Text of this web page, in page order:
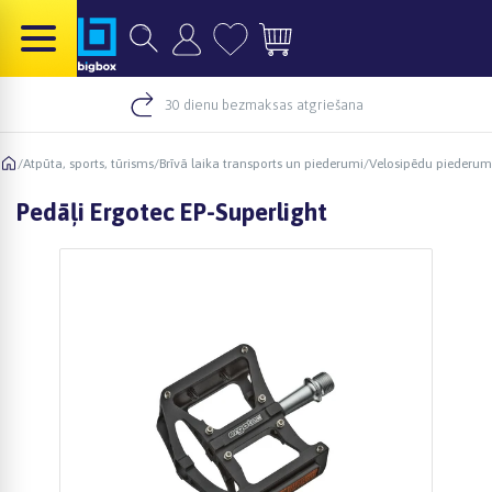
30 dienu bezmaksas atgriešana
/Atpūta, sports, tūrisms/Brīvā laika transports un piederumi/Velosipēdu
Pedāļi Ergotec EP-Superlight